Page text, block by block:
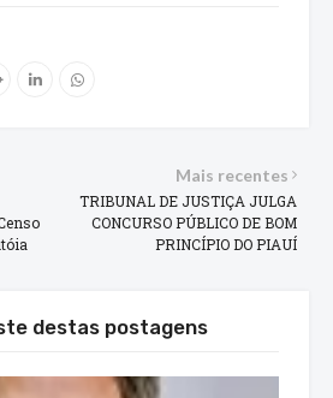
Mais recentes
TRIBUNAL DE JUSTIÇA JULGA
CONCURSO PÚBLICO DE BOM
PRINCÍPIO DO PIAUÍ
destas postagens